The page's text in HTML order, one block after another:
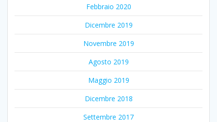
Febbraio 2020
Dicembre 2019
Novembre 2019
Agosto 2019
Maggio 2019
Dicembre 2018
Settembre 2017